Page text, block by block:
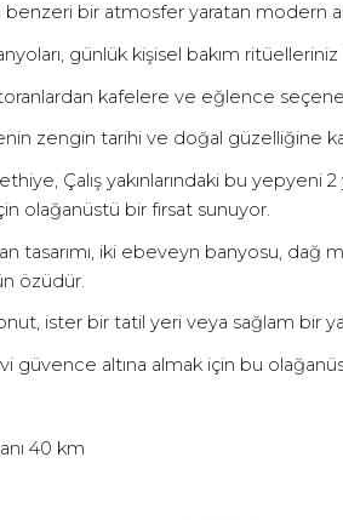
bir atmosfer yaratan modern
günlük kişisel bakım ritüelleriniz
kafelere ve eğlence
zengin tarihi ve doğal güzelliğine
Çalış yakınlarındaki bu
olağanüstü bir fırsat sunuyor.
tasarımı, iki ebeveyn banyosu, dağ
özüdür.
ister bir tatil yeri veya sağlam bir
güvence altına almak için bu
40 km